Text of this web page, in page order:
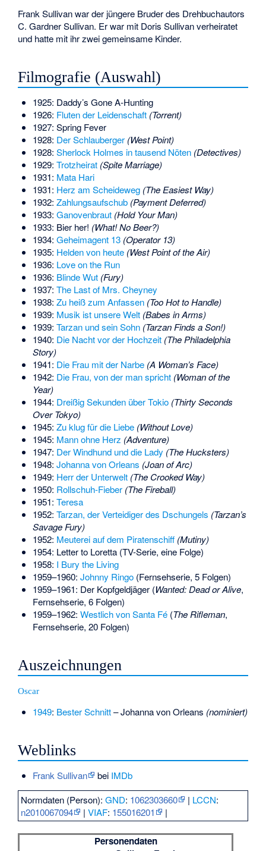
Frank Sullivan war der jüngere Bruder des Drehbuchautors
C. Gardner Sullivan. Er war mit Doris Sullivan verheiratet
und hatte mit ihr zwei gemeinsame Kinder.
Filmografie (Auswahl)
1925: Daddy’s Gone A-Hunting
1926: Fluten der Leidenschaft (Torrent)
1927: Spring Fever
1928: Der Schlauberger (West Point)
1928: Sherlock Holmes in tausend Nöten (Detectives)
1929: Trotzheirat (Spite Marriage)
1931: Mata Hari
1931: Herz am Scheideweg (The Easiest Way)
1932: Zahlungsaufschub (Payment Deferred)
1933: Ganovenbraut (Hold Your Man)
1933: Bier her! (What! No Beer?)
1934: Geheimagent 13 (Operator 13)
1935: Helden von heute (West Point of the Air)
1936: Love on the Run
1936: Blinde Wut (Fury)
1937: The Last of Mrs. Cheyney
1938: Zu heiß zum Anfassen (Too Hot to Handle)
1939: Musik ist unsere Welt (Babes in Arms)
1939: Tarzan und sein Sohn (Tarzan Finds a Son!)
1940: Die Nacht vor der Hochzeit (The Philadelphia
Story)
1941: Die Frau mit der Narbe (A Woman’s Face)
1942: Die Frau, von der man spricht (Woman of the
Year)
1944: Dreißig Sekunden über Tokio (Thirty Seconds
Over Tokyo)
1945: Zu klug für die Liebe (Without Love)
1945: Mann ohne Herz (Adventure)
1947: Der Windhund und die Lady (The Hucksters)
1948: Johanna von Orleans (Joan of Arc)
1949: Herr der Unterwelt (The Crooked Way)
1950: Rollschuh-Fieber (The Fireball)
1951: Teresa
1952: Tarzan, der Verteidiger des Dschungels (Tarzan’s
Savage Fury)
1952: Meuterei auf dem Piratenschiff (Mutiny)
1954: Letter to Loretta (TV-Serie, eine Folge)
1958: I Bury the Living
1959–1960: Johnny Ringo(Fernsehserie, 5 Folgen)
1959–1961: Der Kopfgeldjäger (Wanted: Dead or Alive,
Fernsehserie, 6 Folgen)
1959–1962: Westlich von Santa Fé(The Rifleman,
Fernsehserie, 20 Folgen)
Auszeichnungen
Oscar
1949: Bester Schnitt– Johanna von Orleans (nominiert)
Weblinks
Frank Sullivan bei IMDb
Normdaten (Person):GND: 1062303660 | LCCN:
n2010067094
|VIAF: 155016201 |
Personendaten